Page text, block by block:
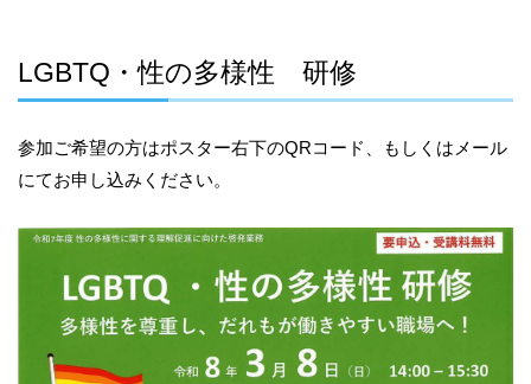
LGBTQ・性の多様性 研修
参加ご希望の方はポスター右下のQRコード、もしくはメール
にてお申し込みください。